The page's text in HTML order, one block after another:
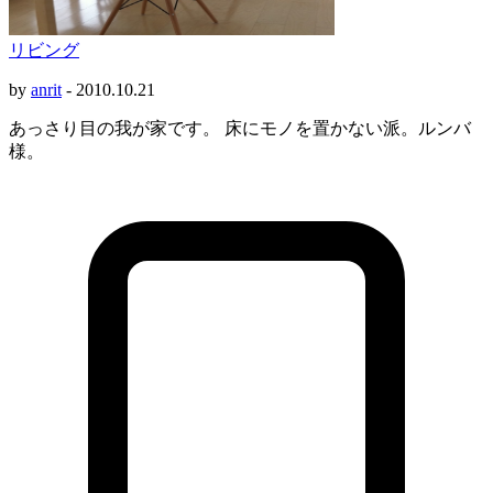
リビング
by anrit - 2010.10.21
あっさり目の我が家です。 床にモノを置かない派。ルンバ
様。